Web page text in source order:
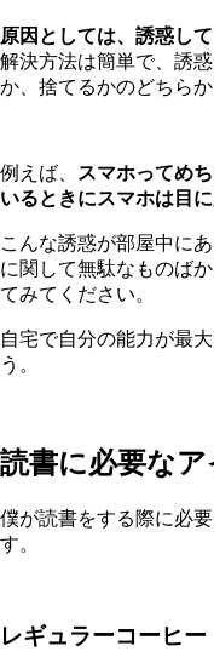
原因としては、誘惑し
解決方法は簡単で、誘
か、捨てるかのどちらか
例えば、
スマホってめ
いるときにスマホは目
こんな誘惑が部屋中に
に関して無駄なものば
てみてください。
自宅で自分の能力が最
う。
読書に必要なア
僕が読書をする際に必
す。
レギュラーコーヒー